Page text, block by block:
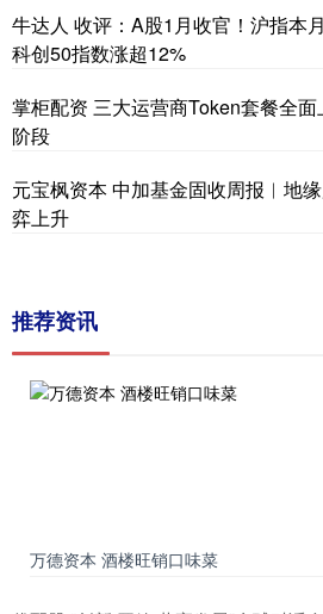
牛达人 收评：A股1月收官！沪指本
科创50指数涨超12%
掌柜配资 三大运营商Token套餐全
阶段
元宝枫资本 中加基金固收周报︱地
弈上升
推荐资讯
万德资本 酒楼旺销口味菜